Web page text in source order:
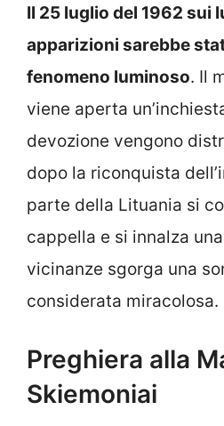
Il 25 luglio del 1962 sui
apparizioni sarebbe
fenomeno luminoso. Il
viene aperta
devozione vengono
dopo la riconquista
parte della Lituania si
cappella e si innalza
vicinanze sgorga una
considerata miracolosa.
Preghiera alla
Skiemoniai